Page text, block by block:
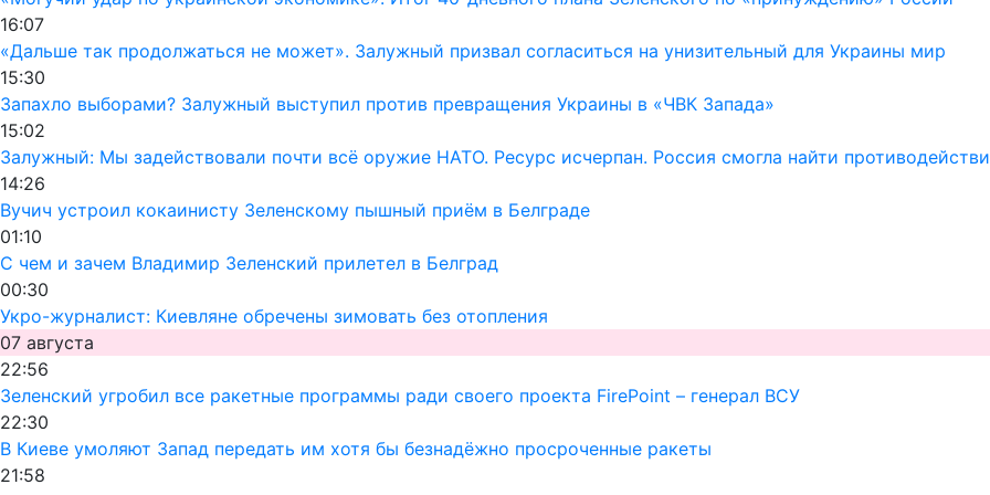
16:07
«Дальше так продолжаться не может». Залужный призвал согласиться на унизительный для Украины мир
15:30
Запахло выборами? Залужный выступил против превращения Украины в «ЧВК Запада»
15:02
Залужный: Мы задействовали почти всё оружие НАТО. Ресурс исчерпан. Россия смогла найти
14:26
Вучич устроил кокаинисту Зеленскому пышный приём в Белграде
01:10
С чем и зачем Владимир Зеленский прилетел в Белград
00:30
Укро-журналист: Киевляне обречены зимовать без отопления
07 августа
22:56
Зеленский угробил все ракетные программы ради своего проекта FirePoint – генерал ВСУ
22:30
В Киеве умоляют Запад передать им хотя бы безнадёжно просроченные ракеты
21:58